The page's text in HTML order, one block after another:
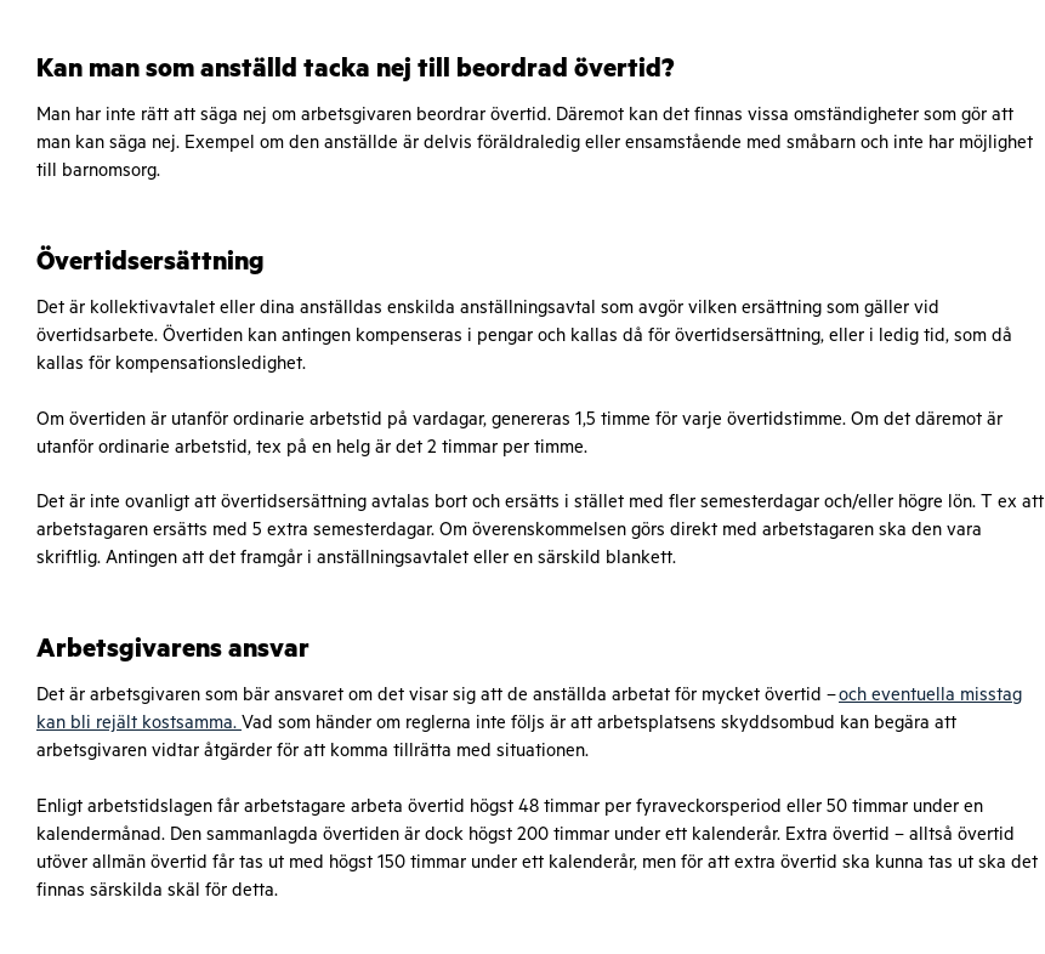
Kan man som anställd tacka nej till beordrad övertid?
Man har inte rätt att säga nej om arbetsgivaren beordrar övertid. Däremot kan det finnas vissa omständigheter som gör att
man kan säga nej. Exempel om den anställde är delvis föräldraledig eller ensamstående med småbarn och inte har möjlighet
till barnomsorg.
Övertidsersättning
Det är kollektivavtalet eller dina anställdas enskilda anställningsavtal som avgör vilken ersättning som gäller vid
övertidsarbete. Övertiden kan antingen kompenseras i pengar och kallas då för övertidsersättning, eller i ledig tid, som då
kallas för kompensationsledighet.
Om övertiden är utanför ordinarie arbetstid på vardagar, genereras 1,5 timme för varje övertidstimme. Om det däremot är
utanför ordinarie arbetstid, tex på en helg är det 2 timmar per timme.
Det är inte ovanligt att övertidsersättning avtalas bort och ersätts i stället med fler semesterdagar och/eller högre lön. T ex att
arbetstagaren ersätts med 5 extra semesterdagar. Om överenskommelsen görs direkt med arbetstagaren ska den vara
skriftlig. Antingen att det framgår i anställningsavtalet eller en särskild blankett.
Arbetsgivarens ansvar
Det är arbetsgivaren som bär ansvaret om det visar sig att de anställda arbetat för mycket övertid –och eventuella misstag
kan bli rejält kostsamma. Vad som händer om reglerna inte följs är att arbetsplatsens skyddsombud kan begära att
arbetsgivaren vidtar åtgärder för att komma tillrätta med situationen.
Enligt arbetstidslagen får arbetstagare arbeta övertid högst 48 timmar per fyraveckorsperiod eller 50 timmar under en
kalendermånad. Den sammanlagda övertiden är dock högst 200 timmar under ett kalenderår. Extra övertid – alltså övertid
utöver allmän övertid får tas ut med högst 150 timmar under ett kalenderår, men för att extra övertid ska kunna tas ut ska det
finnas särskilda skäl för detta.